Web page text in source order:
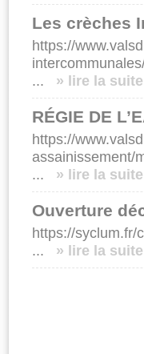
Les crèches
https://
...
» lire la suite
RÉGIE DE
https://
assainissement/
...
» lire la suite
Ouverture
https://syclum.fr/
...
» lire la suite